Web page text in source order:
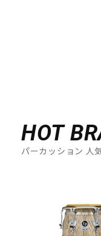
HOT
パーカッション 人